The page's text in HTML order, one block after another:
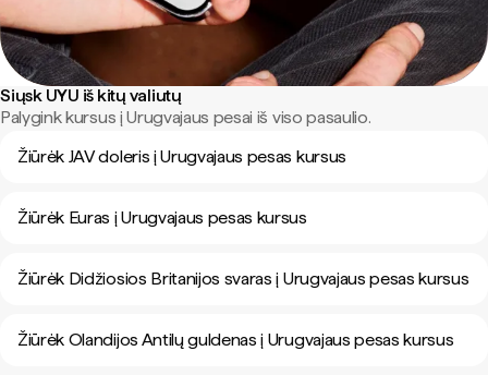
Siųsk UYU iš kitų valiutų
Palygink kursus į Urugvajaus pesai iš viso pasaulio.
Žiūrėk JAV doleris į Urugvajaus pesas kursus
Žiūrėk Euras į Urugvajaus pesas kursus
Žiūrėk Didžiosios Britanijos svaras į Urugvajaus pesas kursus
Žiūrėk Olandijos Antilų guldenas į Urugvajaus pesas kursus